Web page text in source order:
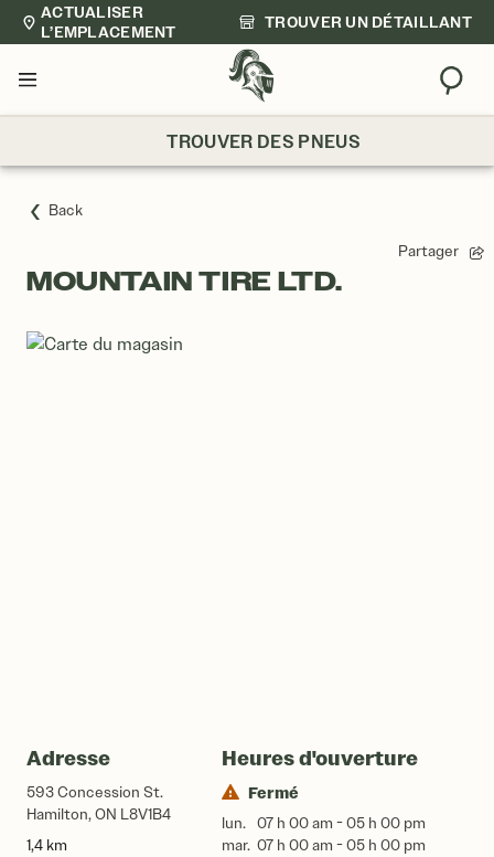
ACTUALISER
L’EMPLACEMENT
TROUVER UN DÉTAILLANT
Menu
TROUVER DES PNEUS
Back
Partager
MOUNTAIN TIRE LTD.
Adresse
593 Concession St.
Hamilton, ON L8V1B4
1,4 km
Heures d'ouverture
Fermé
lun.
07 h 00 am - 05 h 00 pm
mar. 07 h 00 am - 05 h 00 pm